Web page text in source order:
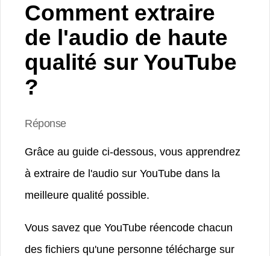
Comment extraire
de l'audio de haute
qualité sur YouTube
?
Réponse
Grâce au guide ci-dessous, vous apprendrez
à extraire de l'audio sur YouTube dans la
meilleure qualité possible.
Vous savez que YouTube réencode chacun
des fichiers qu'une personne télécharge sur